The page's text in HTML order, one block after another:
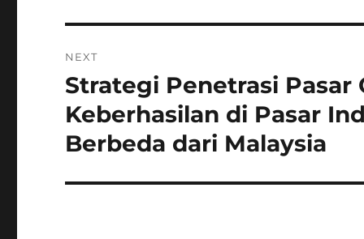
NEXT
Next
post:
Strategi Penetrasi Pasar
Keberhasilan di Pasar
Berbeda dari Malaysia